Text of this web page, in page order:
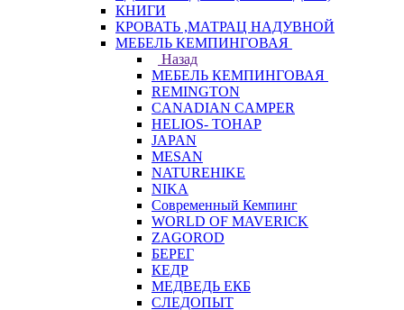
КНИГИ
КРОВАТЬ ,МАТРАЦ НАДУВНОЙ
МЕБЕЛЬ КЕМПИНГОВАЯ
Назад
МЕБЕЛЬ КЕМПИНГОВАЯ
REMINGTON
CANADIAN CAMPER
HELIOS- ТОНАР
JAPAN
MESAN
NATUREHIKE
NIKA
Современный Кемпинг
WORLD OF MAVERICK
ZAGOROD
БЕРЕГ
КЕДР
МЕДВЕДЬ ЕКБ
СЛЕДОПЫТ